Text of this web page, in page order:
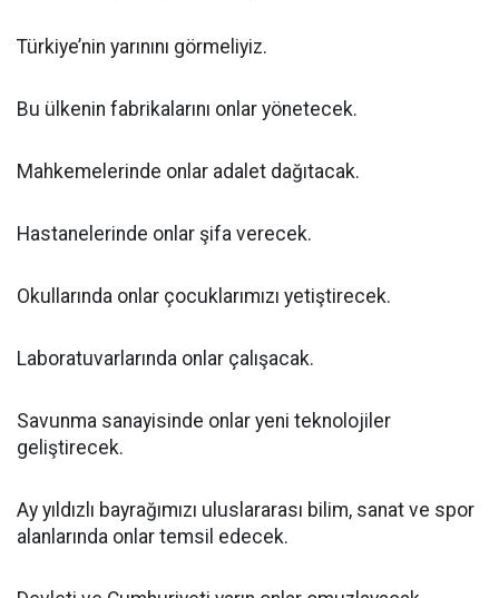
Türkiye’nin yarınını görmeliyiz.
Bu ülkenin fabrikalarını onlar yönetecek.
Mahkemelerinde onlar adalet dağıtacak.
Hastanelerinde onlar şifa verecek.
Okullarında onlar çocuklarımızı yetiştirecek.
Laboratuvarlarında onlar çalışacak.
Savunma sanayisinde onlar yeni teknolojiler
geliştirecek.
Ay yıldızlı bayrağımızı uluslararası bilim, sanat ve spor
alanlarında onlar temsil edecek.